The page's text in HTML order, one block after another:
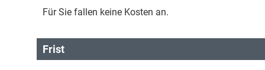
Für Sie fallen keine Kosten an.
Frist